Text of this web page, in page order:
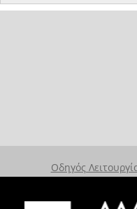
Οδηγός